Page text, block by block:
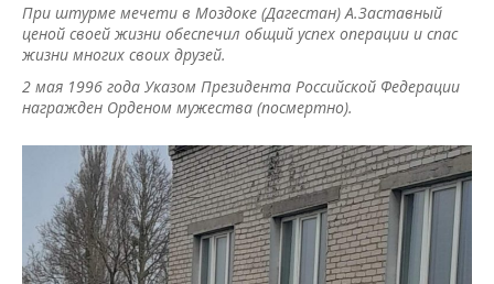
При штурме мечети в Моздоке (Дагестан) А.Заставный
ценой своей жизни обеспечил общий успех операции и спас
жизни многих своих друзей.
2 мая 1996 года Указом Президента Российской Федерации
награжден Орденом мужества (посмертно).